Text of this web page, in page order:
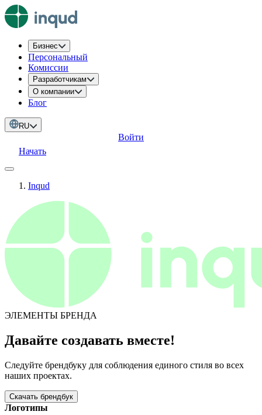
Бизнес
Персональный
Комиссии
Разработчикам
О компании
Блог
RU
Войти
Начать
Inqud
ЭЛЕМЕНТЫ БРЕНДА
Давайте создавать вместе!
Следуйте брендбуку для соблюдения единого стиля во всех
наших проектах.
Скачать брендбук
Логотипы